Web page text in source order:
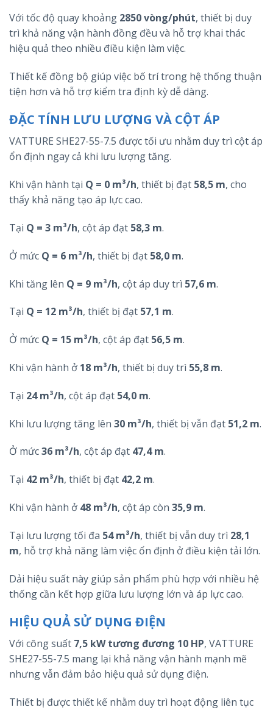
Với tốc độ quay khoảng 2850 vòng/phút, thiết bị duy
trì khả năng vận hành đồng đều và hỗ trợ khai thác
hiệu quả theo nhiều điều kiện làm việc.
Thiết kế đồng bộ giúp việc bố trí trong hệ thống thuận
tiện hơn và hỗ trợ kiểm tra định kỳ dễ dàng.
ĐẶC TÍNH LƯU LƯỢNG VÀ CỘT ÁP
VATTURE SHE27-55-7.5 được tối ưu nhằm duy trì cột áp
ổn định ngay cả khi lưu lượng tăng.
Khi vận hành tại Q = 0 m³/h, thiết bị đạt 58,5 m, cho
thấy khả năng tạo áp lực cao.
Tại Q = 3 m³/h, cột áp đạt 58,3 m.
Ở mức Q = 6 m³/h, thiết bị đạt 58,0 m.
Khi tăng lên Q = 9 m³/h, cột áp duy trì 57,6 m.
Tại Q = 12 m³/h, thiết bị đạt 57,1 m.
Ở mức Q = 15 m³/h, cột áp đạt 56,5 m.
Khi vận hành ở 18 m³/h, thiết bị duy trì 55,8 m.
Tại 24 m³/h, cột áp đạt 54,0 m.
Khi lưu lượng tăng lên 30 m³/h, thiết bị vẫn đạt 51,2 m.
Ở mức36 m³/h, cột áp đạt 47,4 m.
Tại 42 m³/h, thiết bị đạt 42,2 m.
Khi vận hành ở 48 m³/h, cột áp còn 35,9 m.
Tại lưu lượng tối đa 54 m³/h, thiết bị vẫn duy trì 28,1
m, hỗ trợ khả năng làm việc ổn định ở điều kiện tải lớn.
Dải hiệu suất này giúp sản phẩm phù hợp với nhiều hệ
thống cần kết hợp giữa lưu lượng lớn và áp lực cao.
HIỆU QUẢ SỬ DỤNG ĐIỆN
Với công suất 7,5 kW tương đương 10 HP, VATTURE
SHE27-55-7.5 mang lại khả năng vận hành mạnh mẽ
nhưng vẫn đảm bảo hiệu quả sử dụng điện.
Thiết bị được thiết kế nhằm duy trì hoạt động liên tục